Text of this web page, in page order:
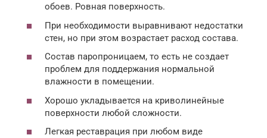
обоев. Ровная поверхность.
При необходимости выравнивают недостатки
стен, но при этом возрастает расход состава.
Состав паропроницаем, то есть не создает
проблем для поддержания нормальной
влажности в помещении.
Хорошо укладывается на криволинейные
поверхности любой сложности.
Легкая реставрация при любом виде